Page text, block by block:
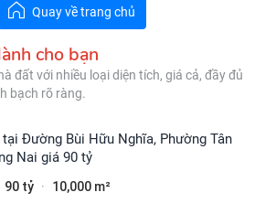
Quay về trang chủ
cho bạn
đất với nhiều loại diện tích, giá cả, đầy đủ
bạch rõ ràng.
Nai giá 90 tỷ
90 tỷ · 10,000 m²